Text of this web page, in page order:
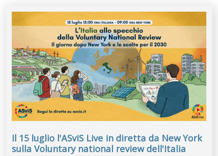
Il 15 luglio l'ASviS Live in diretta da New York
sulla Voluntary national review dell'Italia